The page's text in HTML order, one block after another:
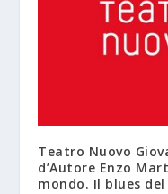
Teatro Nuovo
d’Autore Enzo
mondo. Il blues